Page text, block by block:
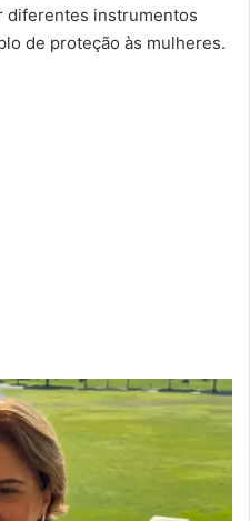
diferentes instrumentos
de proteção às mulheres.